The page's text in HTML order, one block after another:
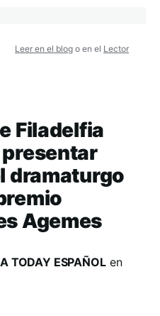
Leer en el blog o en el Lector
Filadelfia
dramaturgo
Agemes
TODAY ESPAÑOLen